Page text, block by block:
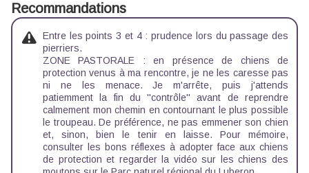
Recommandations
Entre les points 3 et 4 : prudence lors du passage des
pierriers.
ZONE PASTORALE : en présence de chiens de
protection venus à ma rencontre, je ne les caresse pas
ni ne les menace. Je m'arrête, puis j'attends
patiemment la fin du ''contrôle'' avant de reprendre
calmement mon chemin en contournant le plus possible
le troupeau. De préférence, ne pas emmener son chien
et, sinon, bien le tenir en laisse. Pour mémoire,
consulter les bons réflexes à adopter face aux chiens
de protection et regarder la vidéo sur les chiens des